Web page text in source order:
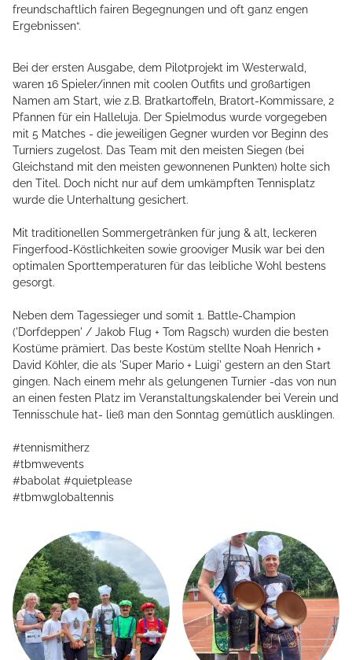
freundschaftlich fairen Begegnungen und oft ganz engen
Ergebnissen“.
Bei der ersten Ausgabe, dem Pilotprojekt im Westerwald,
waren 16 Spieler/innen mit coolen Outfits und großartigen
Namen am Start, wie z.B. Bratkartoffeln, Bratort-Kommissare, 2
Pfannen für ein Halleluja. Der Spielmodus wurde vorgegeben
mit 5 Matches - die jeweiligen Gegner wurden vor Beginn des
Turniers zugelost. Das Team mit den meisten Siegen (bei
Gleichstand mit den meisten gewonnenen Punkten) holte sich
den Titel. Doch nicht nur auf dem umkämpften Tennisplatz
wurde die Unterhaltung gesichert.
Mit traditionellen Sommergetränken für jung & alt, leckeren
Fingerfood-Köstlichkeiten sowie grooviger Musik war bei den
optimalen Sporttemperaturen für das leibliche Wohl bestens
gesorgt.
Neben dem Tagessieger und somit 1. Battle-Champion
('Dorfdeppen' / Jakob Flug + Tom Ragsch) wurden die besten
Kostüme prämiert. Das beste Kostüm stellte Noah Henrich +
David Köhler, die als 'Super Mario + Luigi' gestern an den Start
gingen. Nach einem mehr als gelungenen Turnier -das von nun
an einen festen Platz im Veranstaltungskalender bei Verein und
Tennisschule hat- ließ man den Sonntag gemütlich ausklingen.
#tennismitherz
#tbmwevents
#babolat #quietplease
#tbmwglobaltennis